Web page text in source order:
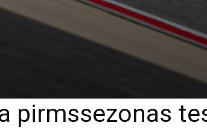
pirmssezonas